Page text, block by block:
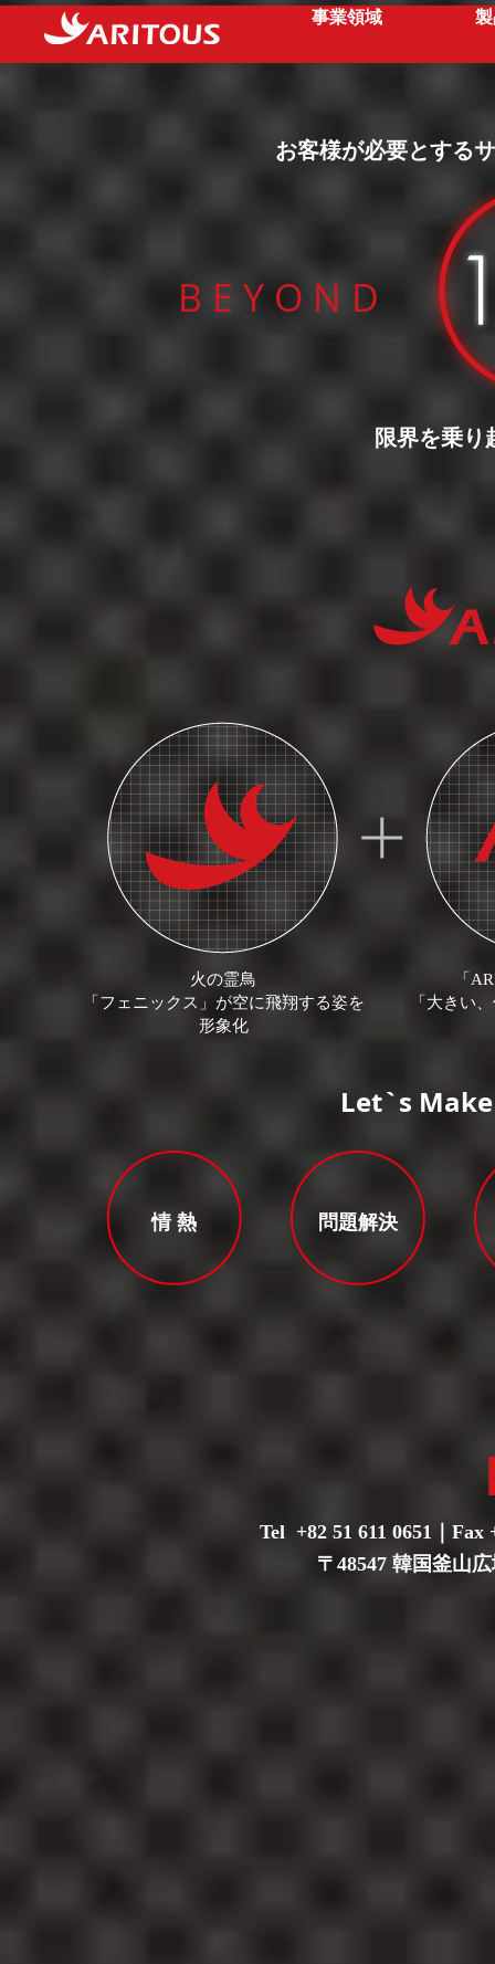
事業領域
B E Y O N D
Let`s
情 熱
お客様が必要とする
限界を乗り
火の霊鳥
「フェニックス」が空に飛翔する姿を
形象化
「
「大きい
問題解決
Tel +82 51 611 0651｜Fax
〒48547 韓国釜山